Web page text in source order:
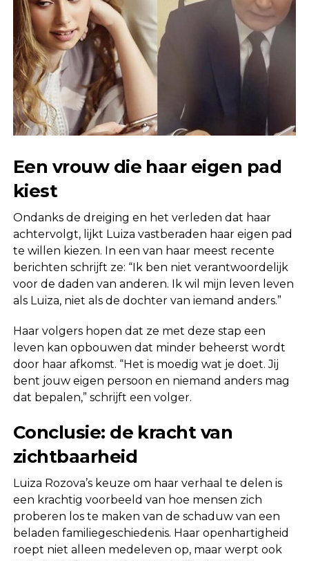
Een vrouw die haar eigen pad
kiest
Ondanks de dreiging en het verleden dat haar
achtervolgt, lijkt Luiza vastberaden haar eigen pad
te willen kiezen. In een van haar meest recente
berichten schrijft ze: “Ik ben niet verantwoordelijk
voor de daden van anderen. Ik wil mijn leven leven
als Luiza, niet als de dochter van iemand anders.”
Haar volgers hopen dat ze met deze stap een
leven kan opbouwen dat minder beheerst wordt
door haar afkomst. “Het is moedig wat je doet. Jij
bent jouw eigen persoon en niemand anders mag
dat bepalen,” schrijft een volger.
Conclusie: de kracht van
zichtbaarheid
Luiza Rozova’s keuze om haar verhaal te delen is
een krachtig voorbeeld van hoe mensen zich
proberen los te maken van de schaduw van een
beladen familiegeschiedenis. Haar openhartigheid
roept niet alleen medeleven op, maar werpt ook